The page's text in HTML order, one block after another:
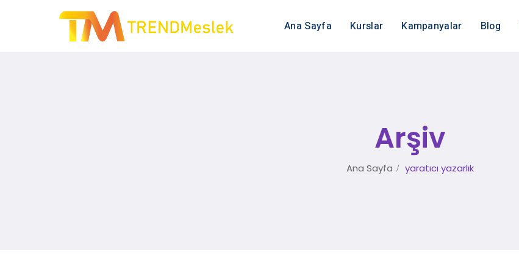
Ana Sayfa Kurslar Kampanyalar Blog
Arşiv
Ana Sayfa yaratıcı yazarlık